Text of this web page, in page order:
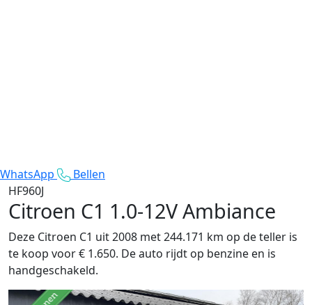
WhatsApp
Bellen
HF960J
Citroen C1 1.0-12V Ambiance
Deze Citroen C1 uit 2008 met 244.171 km op de teller is
te koop voor € 1.650. De auto rijdt op benzine en is
handgeschakeld.